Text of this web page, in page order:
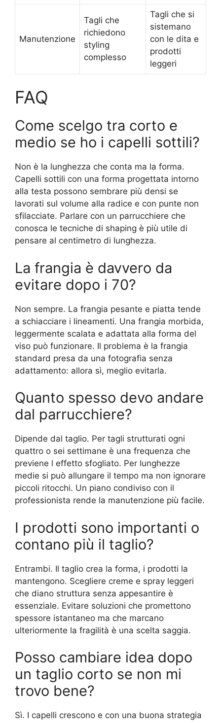
Manutenzione
Tagli che
richiedono
styling
complesso
Tagli che si
sistemano
con le dita e
prodotti
leggeri
FAQ
Come scelgo tra corto e
medio se ho i capelli sottili?
Non è la lunghezza che conta ma la forma.
Capelli sottili con una forma progettata intorno
alla testa possono sembrare più densi se
lavorati sul volume alla radice e con punte non
sfilacciate. Parlare con un parrucchiere che
conosca le tecniche di shaping è più utile di
pensare al centimetro di lunghezza.
La frangia è davvero da
evitare dopo i 70?
Non sempre. La frangia pesante e piatta tende
a schiacciare i lineamenti. Una frangia morbida,
leggermente scalata e adattata alla forma del
viso può funzionare. Il problema è la frangia
standard presa da una fotografia senza
adattamento: allora sì, meglio evitarla.
Quanto spesso devo andare
dal parrucchiere?
Dipende dal taglio. Per tagli strutturati ogni
quattro o sei settimane è una frequenza che
previene l effetto sfogliato. Per lunghezze
medie si può allungare il tempo ma non ignorare
piccoli ritocchi. Un piano condiviso con il
professionista rende la manutenzione più facile.
I prodotti sono importanti o
contano più il taglio?
Entrambi. Il taglio crea la forma, i prodotti la
mantengono. Scegliere creme e spray leggeri
che diano struttura senza appesantire è
essenziale. Evitare soluzioni che promettono
spessore istantaneo ma che marcano
ulteriormente la fragilità è una scelta saggia.
Posso cambiare idea dopo
un taglio corto se non mi
trovo bene?
Sì. I capelli crescono e con una buona strategia